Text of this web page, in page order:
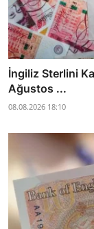
İngiliz Sterlini
Ağustos ...
08.08.2026 18:10